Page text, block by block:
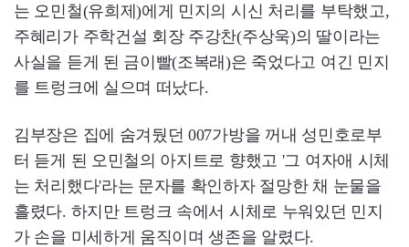
는 오민철(유희제)에게 민지의 시신 처리를 부탁했고,
주혜리가 주학건설 회장 주강찬(주상욱)의 딸이라는
사실을 듣게 된 금이빨(조복래)은 죽었다고 여긴 민지
를 트렁크에 실으며 떠났다.
김부장은 집에 숨겨뒀던 007가방을 꺼내 성민호로부
터 듣게 된 오민철의 아지트로 향했고 '그 여자애 시체
는 처리했다'라는 문자를 확인하자 절망한 채 눈물을
흘렸다. 하지만 트렁크 속에서 시체로 누워있던 민지
가 손을 미세하게 움직이며 생존을 알렸다.